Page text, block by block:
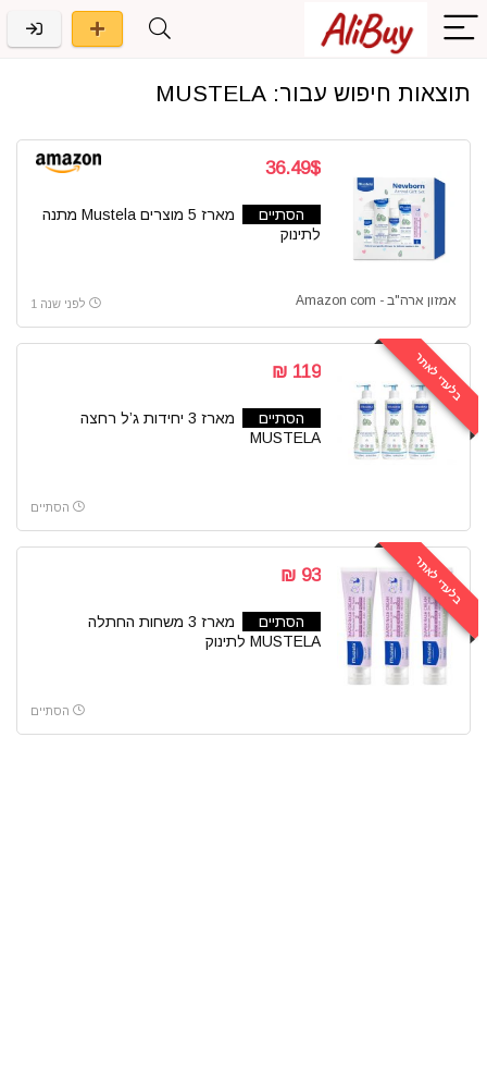
תוצאות חיפוש עבור:
36.49$
הסתיים
מארז 5 מוצרים Mustela מתנה
לתינוק
אמזון ארה"ב - Amazon com לפני שנה 1
בלעדי לאתר 119 ₪
הסתיים
מארז 3 יחידות ג’ל רחצה
MUSTELA
הסתיים
בלעדי לאתר 93 ₪
הסתיים
מארז 3 משחות החתלה
MUSTELA לתינוק
הסתיים